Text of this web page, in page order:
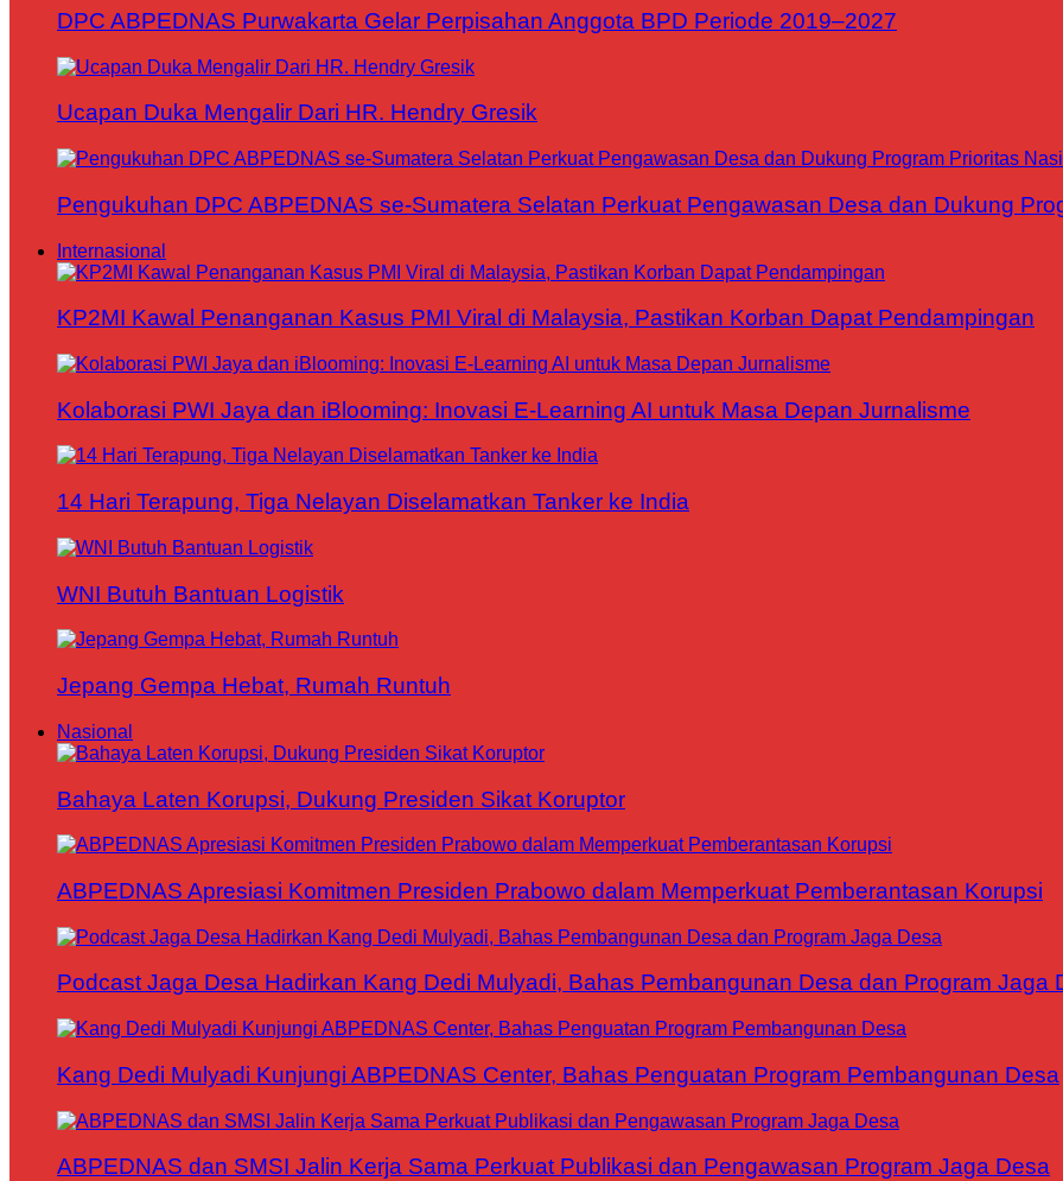
DPC ABPEDNAS Purwakarta Gelar Perpisahan Anggota BPD Periode 2019–2027
Ucapan Duka Mengalir Dari HR. Hendry Gresik
Pengukuhan DPC ABPEDNAS se-Sumatera Selatan Perkuat Pengawasan Desa dan Dukung
Internasional
KP2MI Kawal Penanganan Kasus PMI Viral di Malaysia, Pastikan Korban Dapat Pendampingan
Kolaborasi PWI Jaya dan iBlooming: Inovasi E-Learning AI untuk Masa Depan Jurnalisme
14 Hari Terapung, Tiga Nelayan Diselamatkan Tanker ke India
WNI Butuh Bantuan Logistik
Jepang Gempa Hebat, Rumah Runtuh
Nasional
Bahaya Laten Korupsi, Dukung Presiden Sikat Koruptor
ABPEDNAS Apresiasi Komitmen Presiden Prabowo dalam Memperkuat Pemberantasan Korupsi
Podcast Jaga Desa Hadirkan Kang Dedi Mulyadi, Bahas Pembangunan Desa dan Program Jaga
Kang Dedi Mulyadi Kunjungi ABPEDNAS Center, Bahas Penguatan Program Pembangunan Desa
ABPEDNAS dan SMSI Jalin Kerja Sama Perkuat Publikasi dan Pengawasan Program Jaga Desa